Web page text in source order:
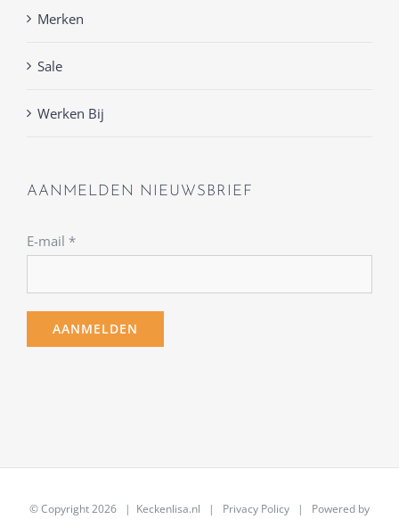
Merken
Sale
Werken Bij
AANMELDEN NIEUWSBRIEF
E-mail *
© Copyright2026 | Keckenlisa.nl | Privacy Policy | Powered by